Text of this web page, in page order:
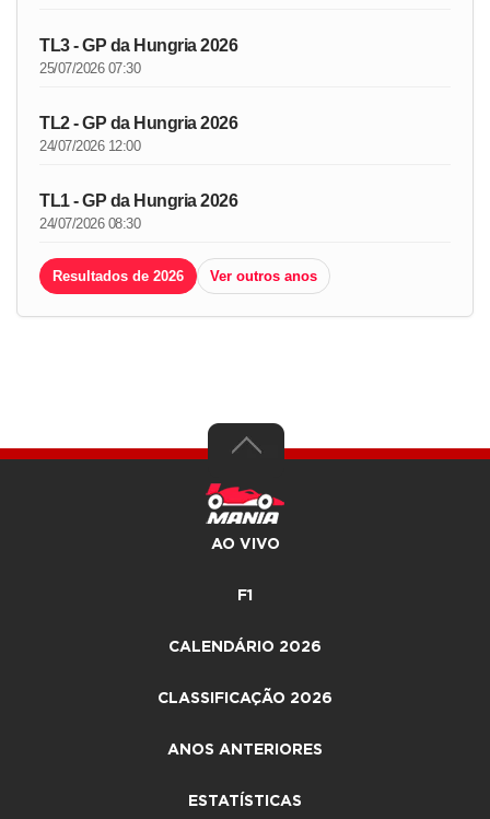
TL3 - GP da Hungria 2026
25/07/2026 07:30
TL2 - GP da Hungria 2026
24/07/2026 12:00
TL1 - GP da Hungria 2026
24/07/2026 08:30
Resultados de 2026 Ver outros anos
AO VIVO
F1
CALENDÁRIO 2026
CLASSIFICAÇÃO 2026
ANOS ANTERIORES
ESTATÍSTICAS